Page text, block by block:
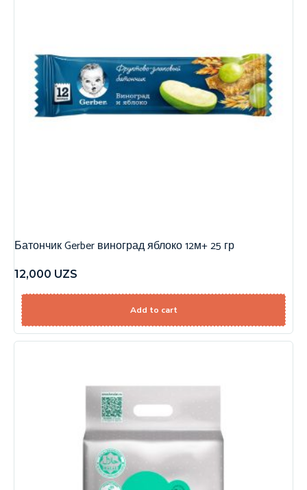
Батончик Gerber виноград яблоко 12м+ 25 гр
12,000 UZS
Add to cart